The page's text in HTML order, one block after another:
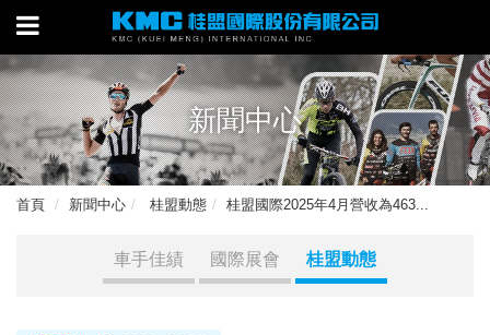
新聞中心
首頁 新聞中心 桂盟動態 桂盟國際2025年4月營收為463...
車手佳績 國際展會 桂盟動態